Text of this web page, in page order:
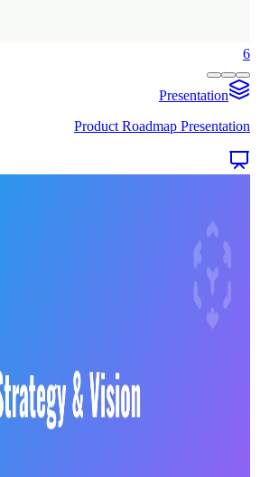
6
Presentation
Product Roadmap Presentation